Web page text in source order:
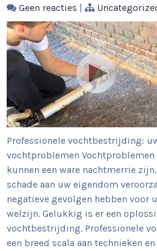
Geen reacties |
Professionele vochtbestrijding:
vochtproblemen
kunnen een ware nachtmerrie
schade aan uw eigendom
negatieve gevolgen hebben voor
welzijn. Gelukkig is er een
vochtbestrijding. Professionele
een breed scala aan technieken